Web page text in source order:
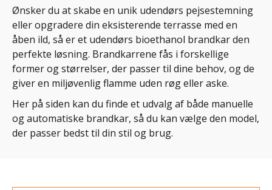
Ønsker du at skabe en unik udendørs pejsestemning
eller opgradere din eksisterende terrasse med en
åben ild, så er et udendørs bioethanol brandkar den
perfekte løsning. Brandkarrene fås i forskellige
former og størrelser, der passer til dine behov, og de
giver en miljøvenlig flamme uden røg eller aske.
Her på siden kan du finde et udvalg af både manuelle
og automatiske brandkar, så du kan vælge den model,
der passer bedst til din stil og brug.